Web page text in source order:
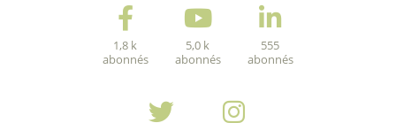
1,8 k
abonnés
5,0 k
abonnés
555
abonnés